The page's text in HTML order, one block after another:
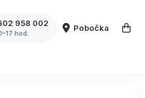
958 002
hod.
Pobočka